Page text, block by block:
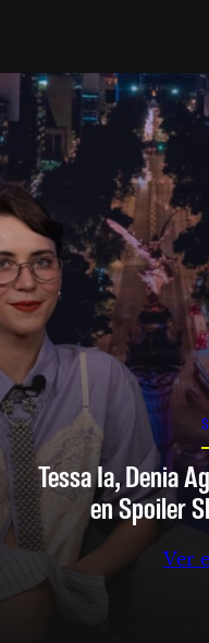
Tessa Ia, Denia
en Spoiler
Ver